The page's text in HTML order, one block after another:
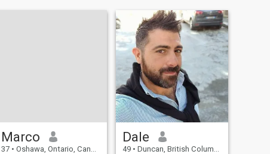
Marco
37 • Oshawa, Ontario, Canadá
Dale
49 • Duncan, British Columbia, Canadá